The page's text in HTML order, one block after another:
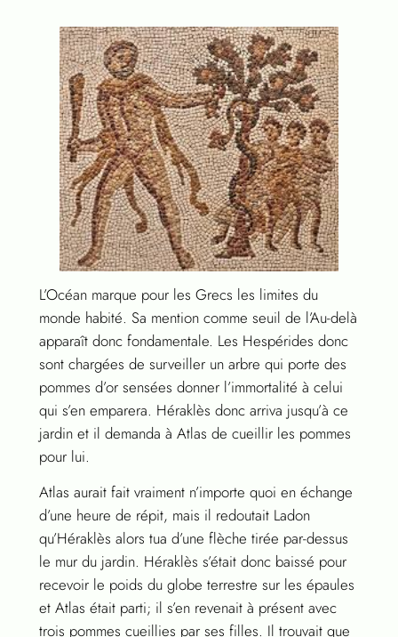
L’Océan marque pour les Grecs les limites du
monde habité. Sa mention comme seuil de l’Au-delà
apparaît donc fondamentale. Les Hespérides donc
sont chargées de surveiller un arbre qui porte des
pommes d’or sensées donner l’immortalité à celui
qui s’en emparera. Héraklès donc arriva jusqu’à ce
jardin et il demanda à Atlas de cueillir les pommes
pour lui.
Atlas aurait fait vraiment n’importe quoi en échange
d’une heure de répit, mais il redoutait Ladon
qu’Héraklès alors tua d’une flèche tirée par-dessus
le mur du jardin. Héraklès s’était donc baissé pour
recevoir le poids du globe terrestre sur les épaules
et Atlas était parti; il s’en revenait à présent avec
trois pommes cueillies par ses filles. Il trouvait que